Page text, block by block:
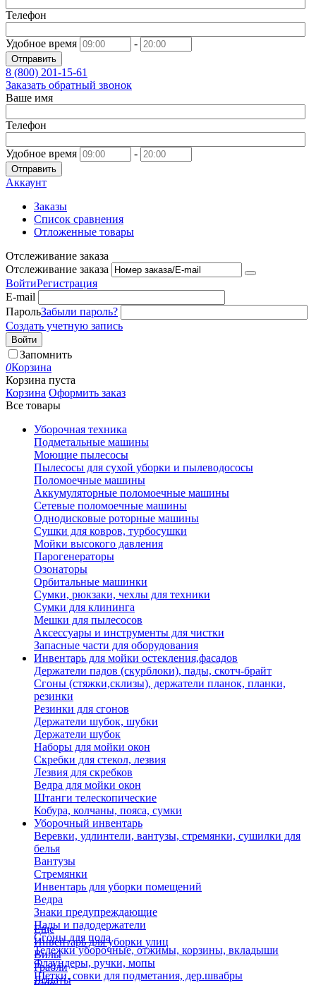
Телефон
Удобное время -
Отправить
8 (800) 201-15-61
Заказать обратный звонок
Ваше имя
Телефон
Удобное время -
Отправить
Аккаунт
Заказы
Список сравнения
Отложенные товары
Отслеживание заказа
Отслеживание заказа
ВойтиРегистрация
E-mail
ПарольЗабыли пароль?
Создать учетную запись
Войти
Запомнить
0Корзина
Корзина пуста
Корзина Оформить заказ
Все товары
Уборочная техника
Подметальные машины
Моющие пылесосы
Пылесосы для сухой уборки и пылеводососы
Поломоечные машины
Аккумуляторные поломоечные машины
Сетевые поломоечные машины
Однодисковые роторные машины
Сушки для ковров, турбосушки
Мойки высокого давления
Парогенераторы
Озонаторы
Орбитальные машинки
Сумки, рюкзаки, чехлы для техники
Сумки для клининга
Мешки для пылесосов
Аксессуары и инструменты для чистки
Запасные части для оборудования
Инвентарь для мойки остекления,фасадов
Держатели падов (скурблоки), пады, скотч-брайт
Сгоны (стяжки,склизы), держатели планок, планки,
резинки
Резинки для сгонов
Держатели шубок, шубки
Держатели шубок
Наборы для мойки окон
Скребки для стекол, лезвия
Лезвия для скребков
Ведра для мойки окон
Штанги телескопические
Кобура, колчаны, пояса, сумки
Уборочный инвентарь
Веревки, удлинтели, вантузы, стремянки, сушилки для
белья
Вантузы
Стремянки
Инвентарь для уборки помещений
Ведра
Знаки предупреждающие
Пады и падодержатели
Сгоны для пола
Тележки уборочные, отжимы, корзины, вкладыши
Флаундеры, ручки, мопы
Щетки, совки для подметания, дер.швабры
Еще
Инвентарь для уборки улиц
Вилы
Грабли
Лопаты